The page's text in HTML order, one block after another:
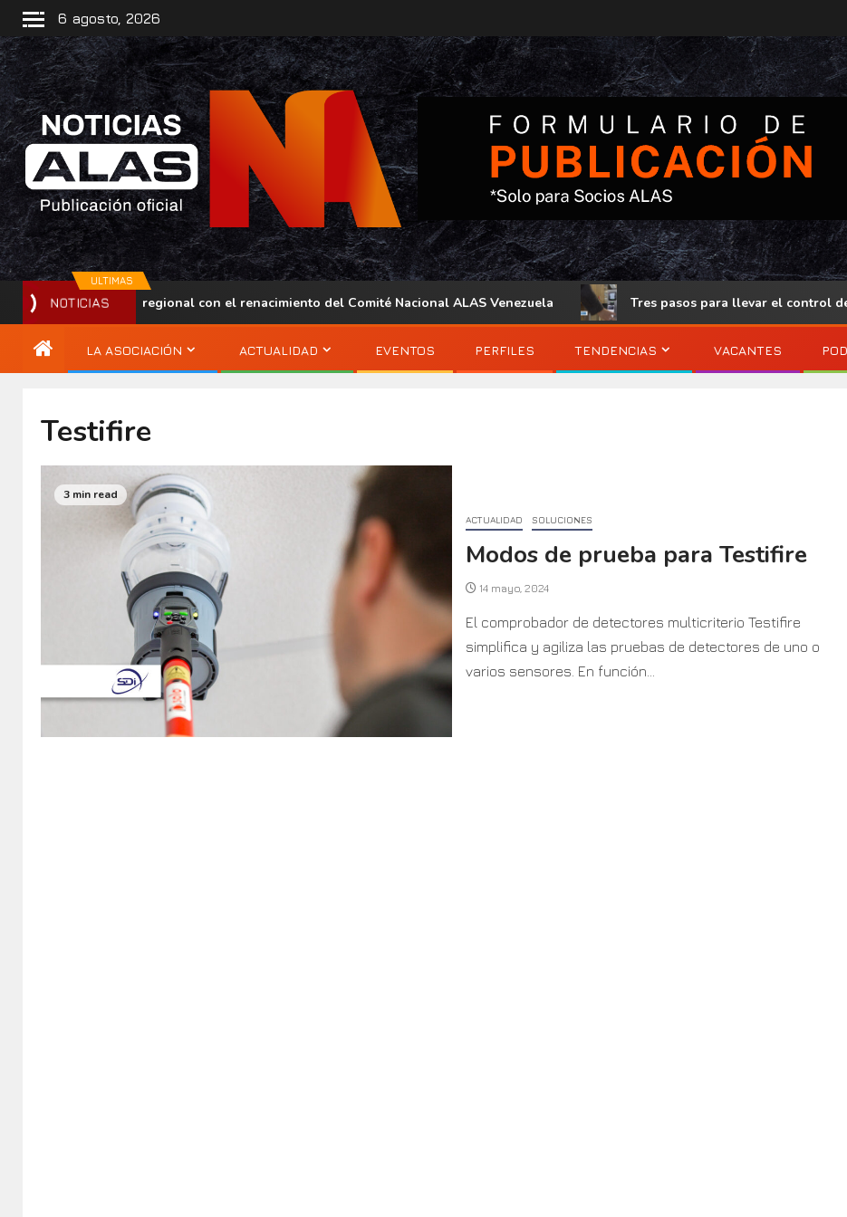
6 agosto, 2026
ULTIMAS
NOTICIAS
su presencia regional con el renacimiento del Comité Nacional ALAS Venezuela Tres pasos para llevar el control de
LA ASOCIACIÓN ACTUALIDAD EVENTOS PERFILES TENDENCIAS VACANTES
Testifire
3 min read
ACTUALIDAD SOLUCIONES
Modos de prueba para Testifire
14 mayo, 2024
El comprobador de detectores multicriterio Testifire
simplifica y agiliza las pruebas de detectores de uno o
varios sensores. En función...